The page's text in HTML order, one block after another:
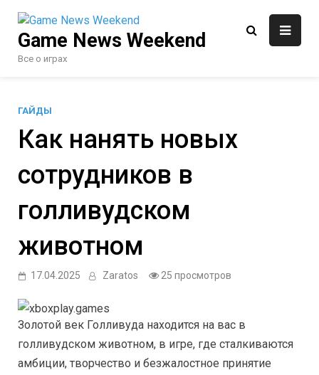
содержимому
Game News Weekend
Все о играх
ГАЙДЫ
Как нанять новых
сотрудников в
голливудском
животном
17.04.2025 Zaratos 25 просмотров
Золотой век Голливуда находится на вас в
голливудском животном, в игре, где сталкиваются
амбиции, творчество и безжалостное принятие